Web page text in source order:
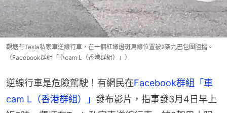
觀塘有Tesla私家車逆線行車，在一個紅綠燈斑馬線位置被2架九巴包圍阻擋。
（Facebook群組「車cam L（香港群組）」）
逆線行車是危險駕駛！有網民在Facebook群組「車
cam L（香港群組）」 發布影片，指事發3月4日早上